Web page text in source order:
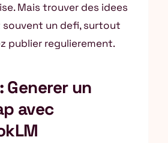
Mais trouver des idees
un defi, surtout
publier regulierement.
Generer un
avec